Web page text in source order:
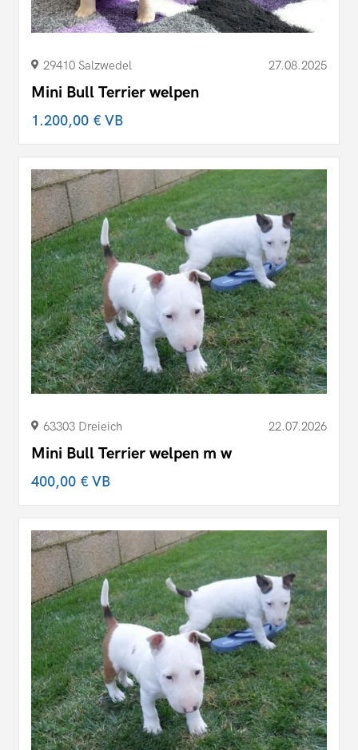
29410 Salzwedel 27.08.2025
Mini Bull Terrier welpen
1.200,00 €VB
63303 Dreieich 22.07.2026
Mini Bull Terrier welpen m w
400,00 €VB